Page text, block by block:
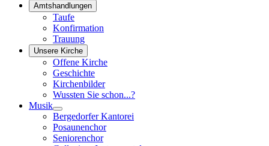
Amtshandlungen
Taufe
Konfirmation
Trauung
Unsere Kirche
Offene Kirche
Geschichte
Kirchenbilder
Wussten Sie schon...?
Musik
Bergedorfer Kantorei
Posaunenchor
Seniorenchor